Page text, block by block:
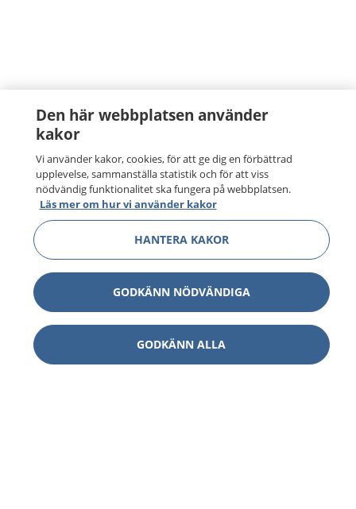
Den här webbplatsen använder
kakor
Vi använder kakor, cookies, för att ge dig en förbättrad
upplevelse, sammanställa statistik och för att viss
nödvändig funktionalitet ska fungera på webbplatsen.
Läs mer om hur vi använder kakor
HANTERA KAKOR
GODKÄNN NÖDVÄNDIGA
GODKÄNN ALLA